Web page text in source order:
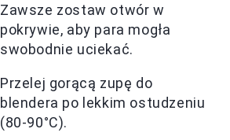
Zawsze zostaw otwór w
pokrywie, aby para mogła
swobodnie uciekać.
Przelej gorącą zupę do
blendera po lekkim ostudzeniu
(80-90°C).